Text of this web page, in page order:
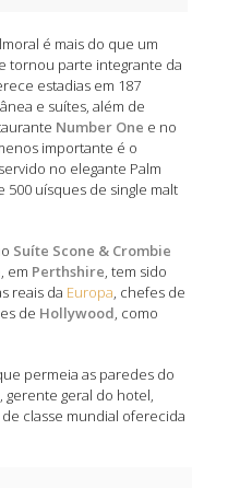
é mais do que um
tornou parte integrante da
estadias em 187
e suítes, além de
Number One e no
importante é o
no elegante Palm
500 uísques de single malt
Suíte Scone & Crombie
, em Perthshire, tem sido
reais da Europa, chefes de
de Hollywood, como
permeia as paredes do
gerente geral do hotel,
classe mundial oferecida